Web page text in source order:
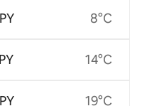
8°C
14°C
19°C